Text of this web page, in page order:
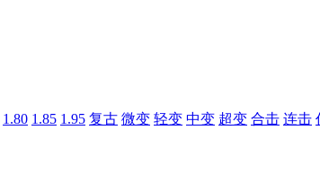
1.80 1.85 1.95 复古 微变 轻变 中变 超变 合击 连击